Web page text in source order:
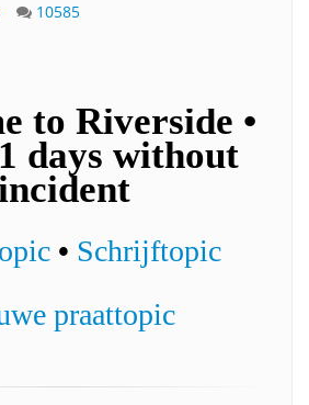
10585
to Riverside •
days without
• Schrijftopic
praattopic